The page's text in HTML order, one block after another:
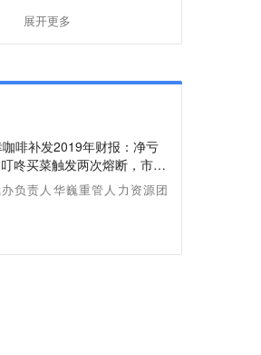
展开更多
啡补发2019年财报：净亏
咚买菜触发两次熔断，市值
负责人华巍重管人力资源团